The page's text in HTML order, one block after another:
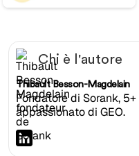
Chi è l'autore
Thibault Besson-Magdelain
Fondatore di Sorank,
appassionato di GEO.